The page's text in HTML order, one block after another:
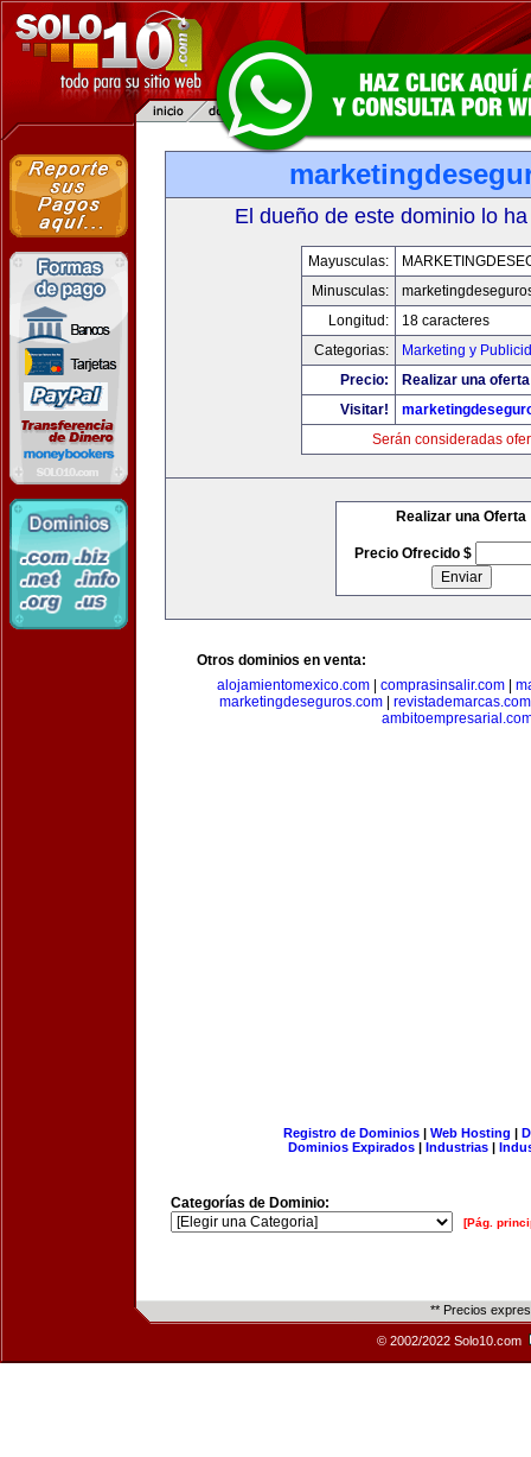
El dueño de este dominio lo
Mayusculas:
Minusculas:
Longitud:
18 caracteres
Categorias:
Marketing y
Precio:
Realizar una
Visitar!
Serán consideradas
Realizar una Oferta
Precio Ofrecido $
Otros dominios en venta:
alojamientomexico.com| comprasinsalir.com|
marketingdeseguros.com
revistademarcas.com
Registro de Dominios| Web Hosting |
Dominios Expirados | Industrias |
Categorías de Dominio:
[Pág.
** Precios
© 2002/2022 Solo10.com